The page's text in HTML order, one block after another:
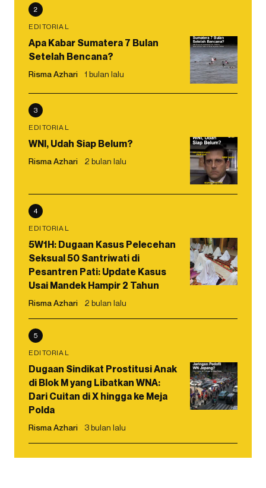
2
EDITORIAL
Apa Kabar Sumatera 7 Bulan
Setelah Bencana?
Risma Azhari 1 bulan lalu
3
EDITORIAL
WNI, Udah Siap Belum?
Risma Azhari 2 bulan lalu
4
EDITORIAL
5W1H: Dugaan Kasus Pelecehan
Seksual 50 Santriwati di
Pesantren Pati: Update Kasus
Usai Mandek Hampir 2 Tahun
Risma Azhari 2 bulan lalu
5
EDITORIAL
Dugaan Sindikat Prostitusi Anak
di Blok M yang Libatkan WNA:
Dari Cuitan di X hingga ke Meja
Polda
Risma Azhari 3 bulan lalu